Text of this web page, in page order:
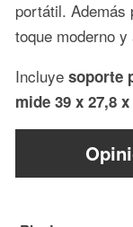
portátil. Además
toque moderno
Incluye soporte
mide 39 x 27,8